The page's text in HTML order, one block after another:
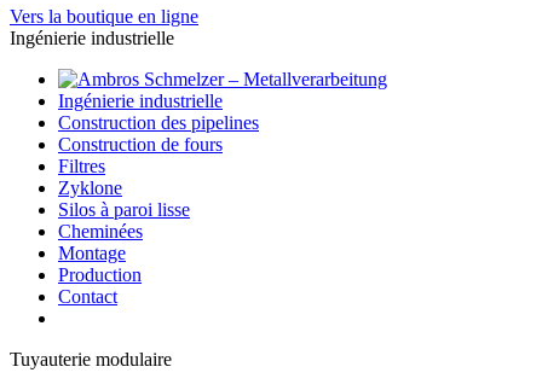
Vers la boutique en ligne
Ingénierie industrielle
Ingénierie industrielle
Construction des pipelines
Construction de fours
Filtres
Zyklone
Silos à paroi lisse
Cheminées
Montage
Production
Contact
Tuyauterie modulaire